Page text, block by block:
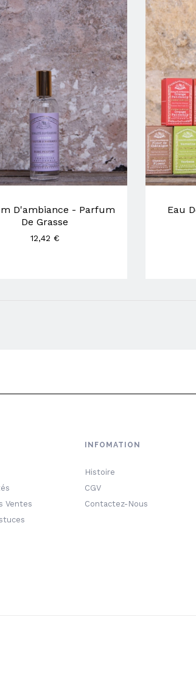
D'ambiance - Parfum
De Grasse
12,42 €
Eau
Ventes
INFOMATION
Histoire
CGV
Contactez-Nous